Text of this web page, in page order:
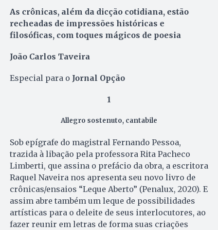
As crônicas, além da dicção cotidiana, estão
recheadas de impressões históricas e
filosóficas, com toques mágicos de poesia
João Carlos Taveira
Especial para o Jornal Opção
1
Allegro sostenuto, cantabile
Sob epígrafe do magistral Fernando Pessoa,
trazida à libação pela professora Rita Pacheco
Limberti, que assina o prefácio da obra, a escritora
Raquel Naveira nos apresenta seu novo livro de
crônicas/ensaios “Leque Aberto” (Penalux, 2020). E
assim abre também um leque de possibilidades
artísticas para o deleite de seus interlocutores, ao
fazer reunir em letras de forma suas criações